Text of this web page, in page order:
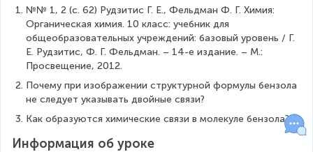
№№ 1, 2 (с. 62) Рудзитис Г. Е., Фельдман Ф. Г. Химия:
Органическая химия. 10 класс: учебник для
общеобразовательных учреждений: базовый уровень / Г.
Е. Рудзитис, Ф. Г. Фельдман. – 14-е издание. – М.:
Просвещение, 2012.
Почему при изображении структурной формулы бензола
не следует указывать двойные связи?
Как образуются химические связи в молекуле бензола?
Информация об уроке